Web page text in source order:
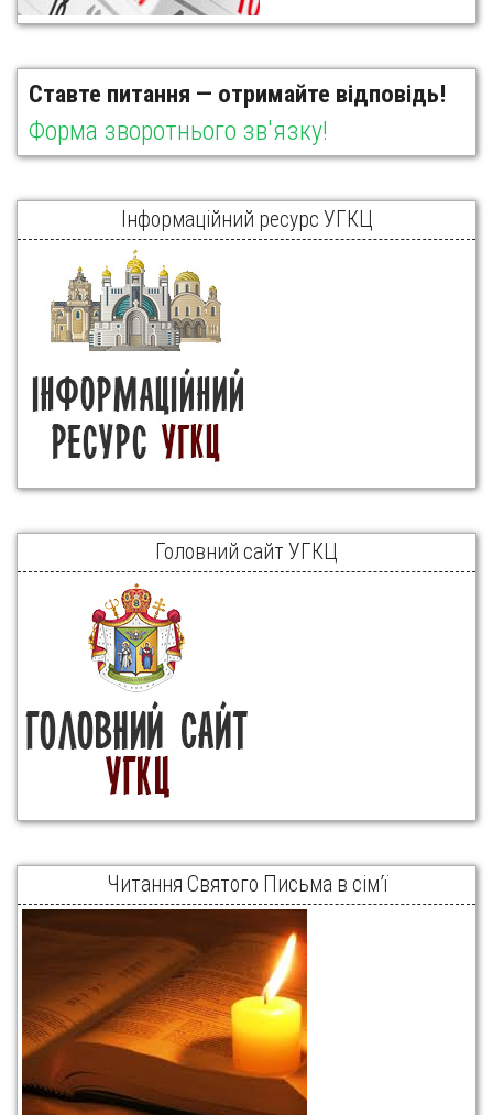
Ставте питання — отримайте відповідь!
Форма зворотнього зв'язку!
Інформаційний ресурс УГКЦ
Головний сайт УГКЦ
Читання Святого Письма в сім’ї